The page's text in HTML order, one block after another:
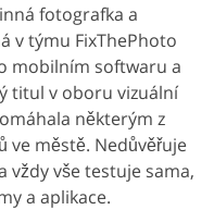
fotografka a
v týmu FixThePhoto
mobilním softwaru a
titul v oboru vizuální
některým z
ve městě. Nedůvěřuje
vždy vše testuje sama,
a aplikace.